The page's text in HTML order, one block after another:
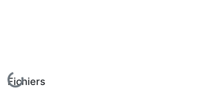
En cours de chargement...
Fichiers